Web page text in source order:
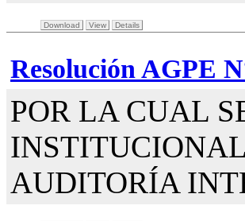
Download View Details
Resolución AGPE
POR LA CUAL
AUDITORÍA